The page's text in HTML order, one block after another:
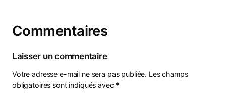
Commentaires
Laisser un commentaire
Votre adresse e-mail ne sera pas publiée. Les champs
obligatoires sont indiqués avec *